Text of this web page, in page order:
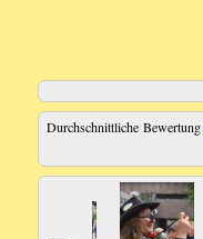
Durchschnittliche Bewertung